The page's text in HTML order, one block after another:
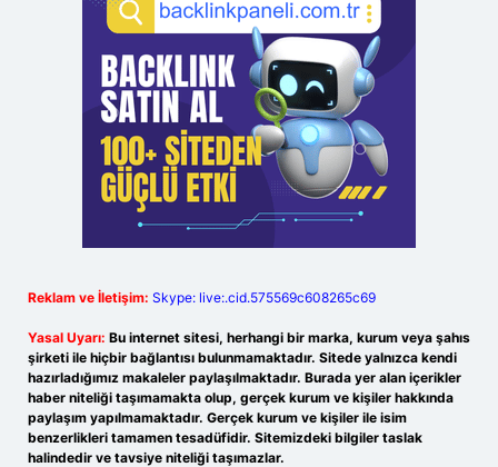
Reklam ve İletişim: Skype: live:.cid.575569c608265c69
Yasal Uyarı: Bu internet sitesi, herhangi bir marka, kurum veya şahıs
şirketi ile hiçbir bağlantısı bulunmamaktadır. Sitede yalnızca kendi
hazırladığımız makaleler paylaşılmaktadır. Burada yer alan içerikler
haber niteliği taşımamakta olup, gerçek kurum ve kişiler hakkında
paylaşım yapılmamaktadır. Gerçek kurum ve kişiler ile isim
benzerlikleri tamamen tesadüfidir. Sitemizdeki bilgiler taslak
halindedir ve tavsiye niteliği taşımazlar.